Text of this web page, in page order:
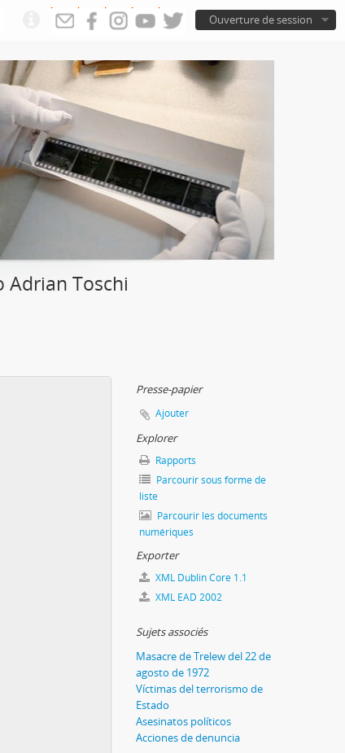
Ouverture de session
Adrian Toschi
Presse-papier
Ajouter
Explorer
Rapports
Parcourir sous forme de
liste
Parcourir les documents
numériques
Exporter
XML Dublin Core 1.1
XML EAD 2002
Sujets associés
Masacre de Trelew del 22 de
agosto de 1972
Víctimas del terrorismo de
Estado
Asesinatos políticos
Acciones de denuncia